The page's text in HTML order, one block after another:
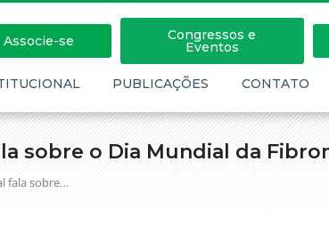
sobre o Dia Mundial da
fala sobre…
Associe-se Congressos e
Eventos
PUBLICAÇÕES CONTATO